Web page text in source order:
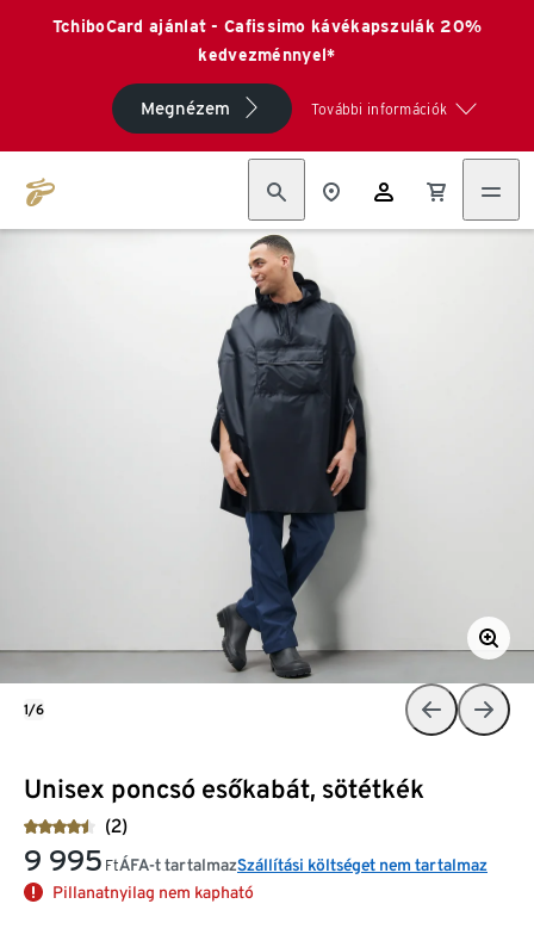
TchiboCard ajánlat - Cafissimo kávékapszulák 20%
kedvezménnyel*
Megnézem További információk
Unisex poncsó esőkabát, sötétkék
(2)
9 995 FtÁFA-t tartalmazSzállítási költséget nem tartalmaz
Pillanatnyilag nem kapható
1/6